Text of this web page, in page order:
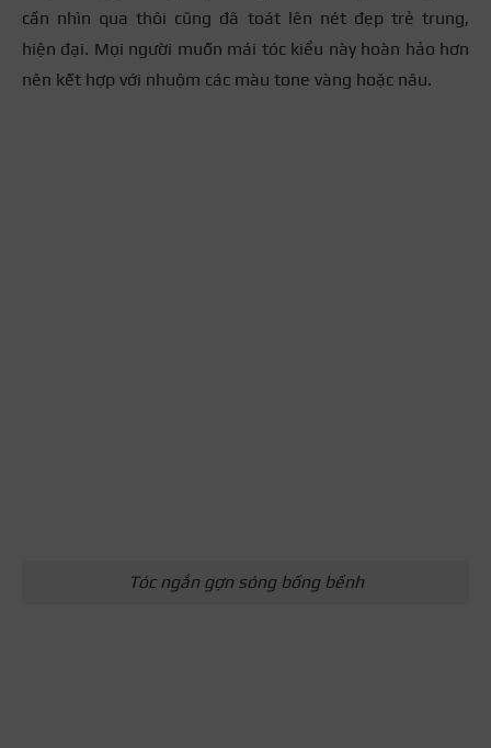
cần nhìn qua thôi cũng đã toát lên nét đẹp trẻ trung,
hiện đại. Mọi người muốn mái tóc kiểu này hoàn hảo hơn
nên kết hợp với nhuộm các màu tone vàng hoặc nâu.
Tóc ngắn gợn sóng bồng bềnh